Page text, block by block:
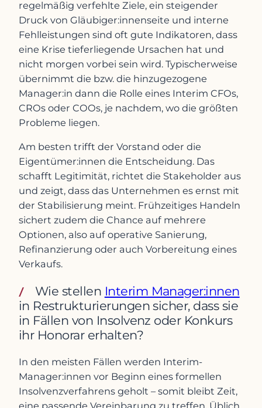
regelmäßig verfehlte Ziele, ein steigender
Druck von Gläubiger:innenseite und interne
Fehlleistungen sind oft gute Indikatoren, dass
eine Krise tieferliegende Ursachen hat und
nicht morgen vorbei sein wird. Typischerweise
übernimmt die bzw. die hinzugezogene
Manager:in dann die Rolle eines Interim CFOs,
CROs oder COOs, je nachdem, wo die größten
Probleme liegen.
Am besten trifft der Vorstand oder die
Eigentümer:innen die Entscheidung. Das
schafft Legitimität, richtet die Stakeholder aus
und zeigt, dass das Unternehmen es ernst mit
der Stabilisierung meint. Frühzeitiges Handeln
sichert zudem die Chance auf mehrere
Optionen, also auf operative Sanierung,
Refinanzierung oder auch Vorbereitung eines
Verkaufs.
Wie stellen Interim Manager:innen
in Restrukturierungen sicher, dass sie
in Fällen von Insolvenz oder Konkurs
ihr Honorar erhalten?
In den meisten Fällen werden Interim-
Manager:innen vor Beginn eines formellen
Insolvenzverfahrens geholt – somit bleibt Zeit,